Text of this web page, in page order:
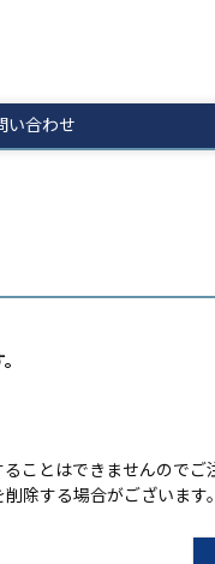
い合わせ
索
ことはできませんのでご
除する場合がございます。